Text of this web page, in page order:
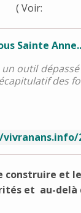
( Voir:
outil
des
et le
et au-delà